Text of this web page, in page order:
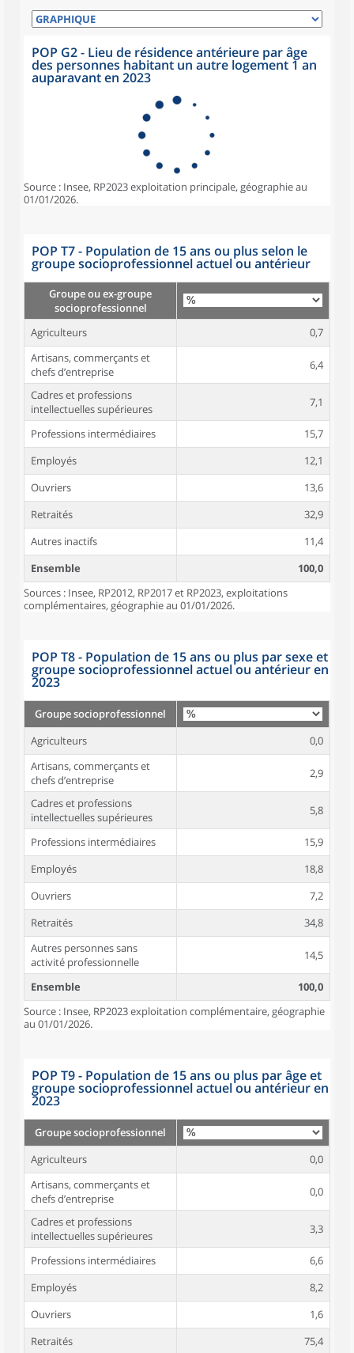
POP G2 - Lieu de résidence antérieure par âge
des personnes habitant un autre logement 1 an
auparavant en 2023
Source : Insee, RP2023 exploitation principale, géographie au
01/01/2026.
POP T7 - Population de 15 ans ou plus selon le
groupe socioprofessionnel actuel ou antérieur
Groupe ou ex-groupe
socioprofessionnel
Agriculteurs
0,7
Artisans, commerçants et
chefs d’entreprise
6,4
Cadres et professions
intellectuelles supérieures
7,1
Professions intermédiaires
15,7
Employés
12,1
Ouvriers
13,6
Retraités
32,9
Autres inactifs
11,4
Ensemble
100,0
Sources : Insee, RP2012, RP2017 et RP2023, exploitations
complémentaires, géographie au 01/01/2026.
POP T8 - Population de 15 ans ou plus par sexe et
groupe socioprofessionnel actuel ou antérieur en
2023
Groupe socioprofessionnel
Agriculteurs
0,0
Artisans, commerçants et
chefs d’entreprise
2,9
Cadres et professions
intellectuelles supérieures
5,8
Professions intermédiaires
15,9
Employés
18,8
Ouvriers
7,2
Retraités
34,8
Autres personnes sans
activité professionnelle
14,5
Ensemble
100,0
Source : Insee, RP2023 exploitation complémentaire, géographie
au 01/01/2026.
POP T9 - Population de 15 ans ou plus par âge et
groupe socioprofessionnel actuel ou antérieur en
2023
Groupe socioprofessionnel
Agriculteurs
0,0
Artisans, commerçants et
chefs d’entreprise
0,0
Cadres et professions
intellectuelles supérieures
3,3
Professions intermédiaires
6,6
Employés
8,2
Ouvriers
1,6
Retraités
75,4